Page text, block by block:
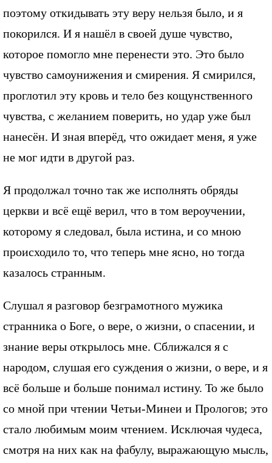
поэтому откидывать эту веру нельзя было, и я
покорился. И я нашёл в своей душе чувство,
которое помогло мне перенести это. Это было
чувство самоунижения и смирения. Я смирился,
проглотил эту кровь и тело без кощунственного
чувства, с желанием поверить, но удар уже был
нанесён. И зная вперёд, что ожидает меня, я уже
не мог идти в другой раз.
Я продолжал точно так же исполнять обряды
церкви и всё ещё верил, что в том вероучении,
которому я следовал, была истина, и со мною
происходило то, что теперь мне ясно, но тогда
казалось странным.
Слушал я разговор безграмотного мужика
странника о Боге, о вере, о жизни, о спасении, и
знание веры открылось мне. Сближался я с
народом, слушая его суждения о жизни, о вере, и я
всё больше и больше понимал истину. То же было
со мной при чтении Четьи-Минеи и Прологов; это
стало любимым моим чтением. Исключая чудеса,
смотря на них как на фабулу, выражающую мысль,